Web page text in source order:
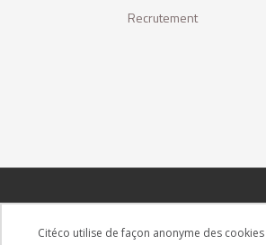
Recrutement
Citéco utilise de façon anonyme des cookies